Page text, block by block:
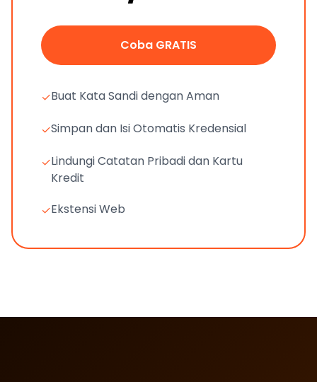
Coba GRATIS
✓Buat Kata Sandi dengan Aman
✓Simpan dan Isi Otomatis Kredensial
✓Lindungi Catatan Pribadi dan Kartu
Kredit
✓Ekstensi Web